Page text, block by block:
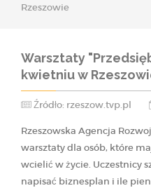
Rzeszowie
Warsztaty
kwietniu w
Źródło: rzeszow.tvp.pl
Rzeszowska Agencja
warsztaty dla osób, które
wcielić w życie. Uczestnicy
napisać biznesplan i ile